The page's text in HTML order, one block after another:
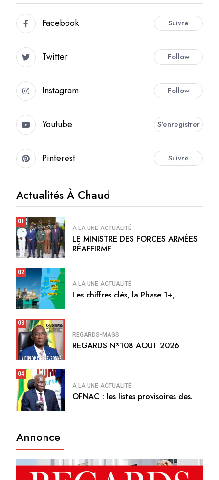
Facebook Suivre
Twitter Follow
Instagram Follow
Youtube S'enregistrer
Pinterest Suivre
Actualités À Chaud
01
A LA UNE ACTUALITÉ
LE MINISTRE DES FORCES ARMÉES
RÉAFFIRME.
02
A LA UNE ACTUALITÉ
Les chiffres clés, la Phase 1+,.
03
REGARDS-MAGS
REGARDS N*108 AOUT 2026
04
A LA UNE ACTUALITÉ
OFNAC : les listes provisoires des.
Annonce